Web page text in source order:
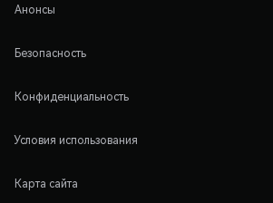
Анонсы
Безопасность
Конфиденциальность
Условия использования
Карта сайта